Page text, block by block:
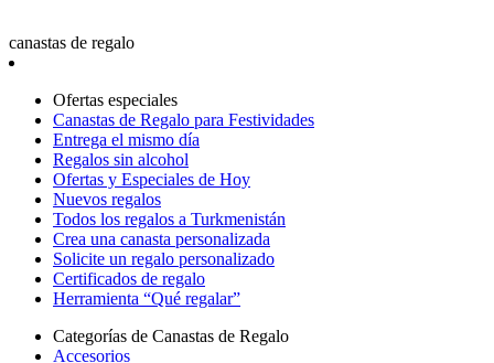
canastas de regalo
Ofertas especiales
Canastas de Regalo para Festividades
Entrega el mismo día
Regalos sin alcohol
Ofertas y Especiales de Hoy
Nuevos regalos
Todos los regalos a Turkmenistán
Crea una canasta personalizada
Solicite un regalo personalizado
Certificados de regalo
Herramienta “Qué regalar”
Categorías de Canastas de Regalo
Accesorios